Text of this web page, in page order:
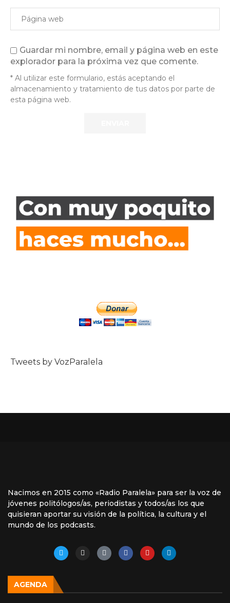
Guardar mi nombre, email y página web en este
explorador para la próxima vez que comente.
* Al utilizar este formulario, estás aceptando el
almacenamiento y tratamiento de tus datos por parte de
esta página web.
Tweets by VozParalela
Nacimos en 2015 como «Radio Paralela» para ser la voz de
jóvenes politólogos/as, periodistas y todos/as los que
quisieran aportar su visión de la política, la cultura y el
mundo de los podcasts.
AGENDA